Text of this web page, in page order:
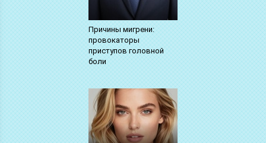
Причины мигрени:
провокаторы
приступов головной
боли